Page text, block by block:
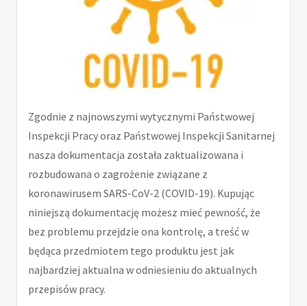
Zgodnie z najnowszymi wytycznymi Państwowej
Inspekcji Pracy oraz Państwowej Inspekcji Sanitarnej
nasza dokumentacja została zaktualizowana i
rozbudowana o zagrożenie związane z
koronawirusem SARS-CoV-2 (COVID-19). Kupując
niniejszą dokumentację możesz mieć pewność, że
bez problemu przejdzie ona kontrolę, a treść w
będąca przedmiotem tego produktu jest jak
najbardziej aktualna w odniesieniu do aktualnych
przepisów pracy.